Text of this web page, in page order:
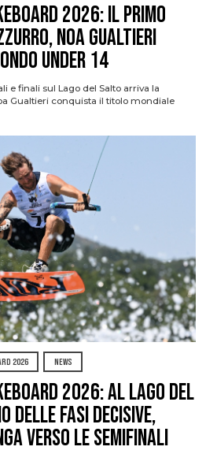
2026: il primo
Noa Gualtieri
Under 14
e finali sul Lago del Salto arriva la
Gualtieri conquista il titolo mondiale
2026 NEWS
2026: al Lago del
delle fasi decisive,
verso le semifinali